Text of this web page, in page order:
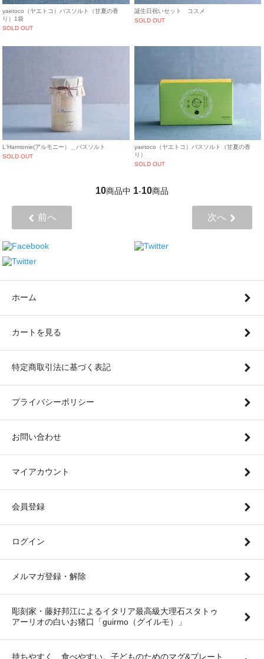
yaetoco（ヤエトコ）バスソルト（甘夏の香
り）1袋
SOLD OUT
誕生日祝いセット コスメ
SOLD OUT
L'Harmonie(アルモニー）＿バスソルト
SOLD OUT
yaetoco（ヤエトコ）バスソルト（甘夏の香
り）
SOLD OUT
10商品中 1-10商品
前へ 次へ
ホーム
カートを見る
特定商取引法に基づく表記
プライバシーポリシー
お問い合わせ
マイアカウント
会員登録
ログイン
メルマガ登録・解除
彫刻家・藤好邦江によるイタリア最高級大理石スタトゥ
アーリオの白いお猪口「guirmo（グイルモ）」
持ちやすく、食べやすい。子どものためのマグ&プレート